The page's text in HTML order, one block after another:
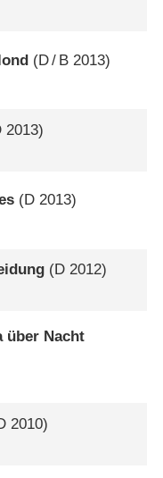
(D/ B 2013)
2013)
(D 2013)
(D 2012)
über Nacht
2010)